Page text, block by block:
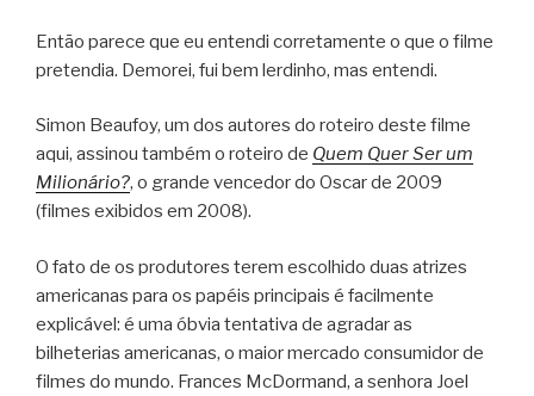
Então parece que eu entendi corretamente o que o filme
pretendia. Demorei, fui bem lerdinho, mas entendi.
Simon Beaufoy, um dos autores do roteiro deste filme
aqui, assinou também o roteiro de Quem Quer Ser um
Milionário?, o grande vencedor do Oscar de 2009
(filmes exibidos em 2008).
O fato de os produtores terem escolhido duas atrizes
americanas para os papéis principais é facilmente
explicável: é uma óbvia tentativa de agradar as
bilheterias americanas, o maior mercado consumidor de
filmes do mundo. Frances McDormand, a senhora Joel